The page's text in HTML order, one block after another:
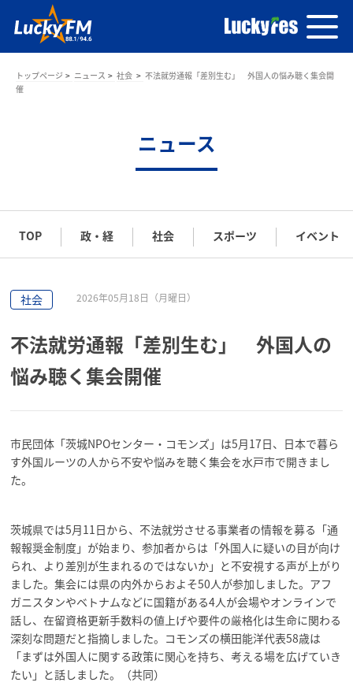
トップページ ニュース 社会
不法就労通報「差別生む」 外国人の悩み聴く集会開
催
ニュース
TOP 政・経 社会 スポーツ イベント
社会 2026年05月18日（月曜日）
不法就労通報「差別生む」 外国人の
悩み聴く集会開催
市民団体「茨城NPOセンター・コモンズ」は5月17日、日本で暮ら
す外国ルーツの人から不安や悩みを聴く集会を水戸市で開きまし
た。
茨城県では5月11日から、不法就労させる事業者の情報を募る「通
報報奨金制度」が始まり、参加者からは「外国人に疑いの目が向け
られ、より差別が生まれるのではないか」と不安視する声が上がり
ました。集会には県の内外からおよそ50人が参加しました。アフ
ガニスタンやベトナムなどに国籍がある4人が会場やオンラインで
話し、在留資格更新手数料の値上げや要件の厳格化は生命に関わる
深刻な問題だと指摘しました。コモンズの横田能洋代表58歳は
「まずは外国人に関する政策に関心を持ち、考える場を広げていき
たい」と話しました。（共同）